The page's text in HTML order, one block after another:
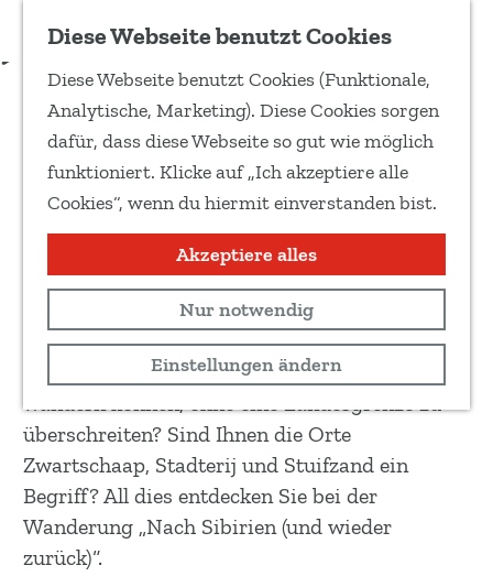
Diese Webseite benutzt Cookies
Diese Webseite benutzt Cookies (Funktionale,
Analytische, Marketing). Diese Cookies sorgen
dafür, dass diese Webseite so gut wie möglich
funktioniert. Klicke auf „Ich akzeptiere alle
Cookies“, wenn du hiermit einverstanden bist.
Akzeptiere alles
Nur notwendig
Einstellungen ändern
Zu Favoriten hinzufügen
e
i
l
e
d
e
e
i
t
e
Download Routenbeschreibung
Nach Sibirien (und wieder
zurück)
Wandertour
Routenkarte anzeigen
Hätten Sie gedacht, dass Sie durch Sibirien
wandern können, ohne eine Landesgrenze zu
überschreiten? Sind Ihnen die Orte
Zwartschaap, Stadterij und Stuifzand ein
Begriff? All dies entdecken Sie bei der
Wanderung „Nach Sibirien (und wieder
zurück)“.